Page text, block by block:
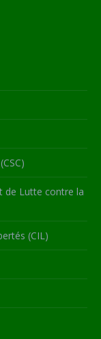
de Lutte contre la
(CIL)